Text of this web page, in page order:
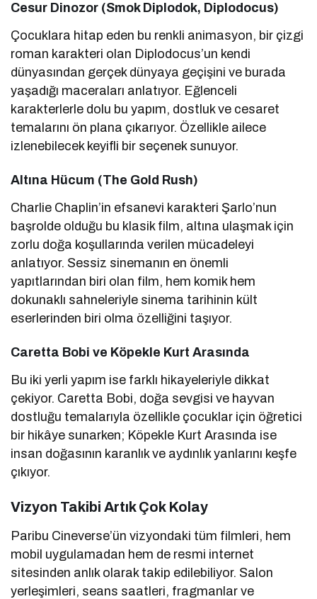
Cesur Dinozor (Smok Diplodok, Diplodocus)
Çocuklara hitap eden bu renkli animasyon, bir çizgi
roman karakteri olan Diplodocus’un kendi
dünyasından gerçek dünyaya geçişini ve burada
yaşadığı maceraları anlatıyor. Eğlenceli
karakterlerle dolu bu yapım, dostluk ve cesaret
temalarını ön plana çıkarıyor. Özellikle ailece
izlenebilecek keyifli bir seçenek sunuyor.
Altına Hücum (The Gold Rush)
Charlie Chaplin’in efsanevi karakteri Şarlo’nun
başrolde olduğu bu klasik film, altına ulaşmak için
zorlu doğa koşullarında verilen mücadeleyi
anlatıyor. Sessiz sinemanın en önemli
yapıtlarından biri olan film, hem komik hem
dokunaklı sahneleriyle sinema tarihinin kült
eserlerinden biri olma özelliğini taşıyor.
Caretta Bobi ve Köpekle Kurt Arasında
Bu iki yerli yapım ise farklı hikayeleriyle dikkat
çekiyor. Caretta Bobi, doğa sevgisi ve hayvan
dostluğu temalarıyla özellikle çocuklar için öğretici
bir hikâye sunarken; Köpekle Kurt Arasında ise
insan doğasının karanlık ve aydınlık yanlarını keşfe
çıkıyor.
Vizyon Takibi Artık Çok Kolay
Paribu Cineverse’ün vizyondaki tüm filmleri, hem
mobil uygulamadan hem de resmi internet
sitesinden anlık olarak takip edilebiliyor. Salon
yerleşimleri, seans saatleri, fragmanlar ve